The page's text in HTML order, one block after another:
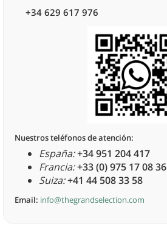
+34 629 617 976
Nuestros teléfonos de atención:
España:+34 951 204 417
Francia:+33 (0) 975 17 08 36
Suiza:+41 44 508 33 58
Email: info@thegrandselection.com